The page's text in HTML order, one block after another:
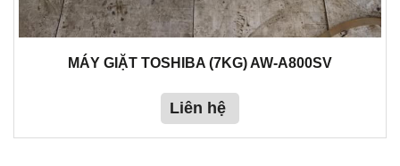
MÁY GIẶT TOSHIBA (7KG) AW-A800SV
Liên hệ